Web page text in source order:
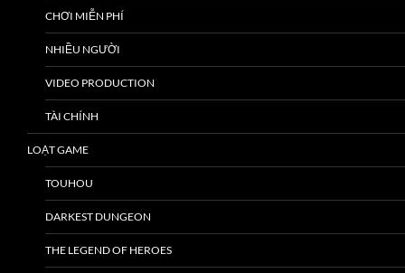
CHƠI MIỄN PHÍ
NHIỀU NGƯỜI
VIDEO PRODUCTION
TÀI CHÍNH
LOẠT GAME
TOUHOU
DARKEST DUNGEON
THE LEGEND OF HEROES